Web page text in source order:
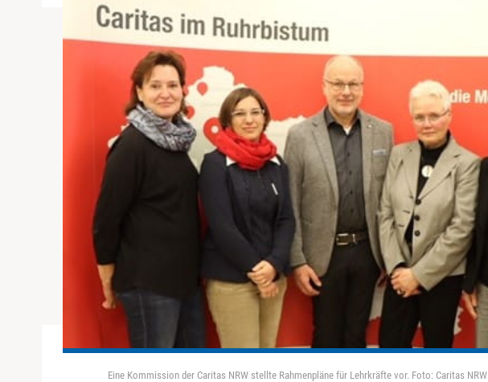
Eine Kommission der Caritas NRW stellte Rahmenpläne für Lehrkräfte vor. Foto: Caritas NRW